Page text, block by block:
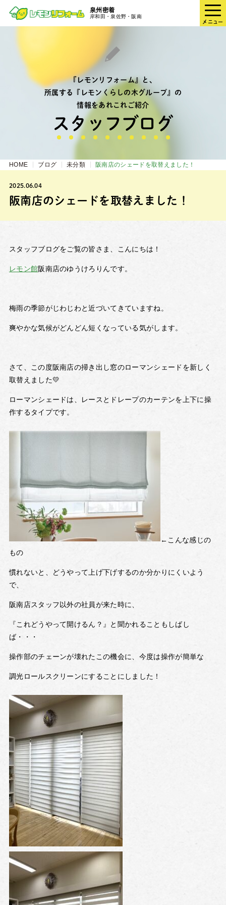
泉州密着
岸和田・泉佐野・阪南
メニュー
『レモンリフォーム』と、
所属する『レモンくらしの木グループ』の
情報をあれこれご紹介
スタッフブログ
HOME ブログ 未分類 阪南店のシェードを取替えました！
2025.06.04
阪南店のシェードを取替えました！
スタッフブログをご覧の皆さま、こんにちは！
レモン館阪南店のゆうけろりんです。
梅雨の季節がじわじわと近づいてきていますね。
爽やかな気候がどんどん短くなっている気がします。
さて、この度阪南店の掃き出し窓のローマンシェードを新しく
取替えました💛
ローマンシェードは、レースとドレープのカーテンを上下に操
作するタイプです。
←こんな感じの
もの
慣れないと、どうやって上げ下げするのか分かりにくいよう
で、
阪南店スタッフ以外の社員が来た時に、
『これどうやって開けるん？』と聞かれることもしばし
ば・・・
操作部のチェーンが壊れたこの機会に、今度は操作が簡単な
調光ロールスクリーンにすることにしました！